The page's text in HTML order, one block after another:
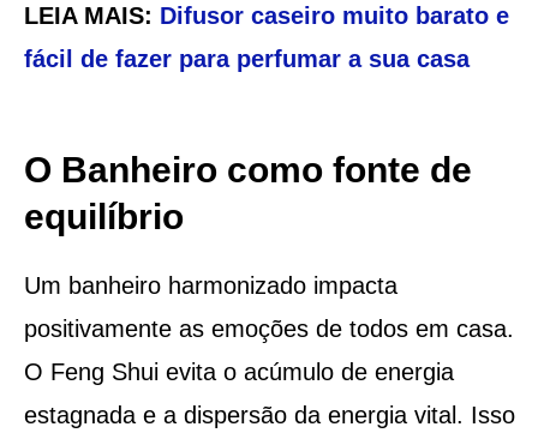
LEIA MAIS: Difusor caseiro muito barato e
fácil de fazer para perfumar a sua casa
O Banheiro como fonte de
equilíbrio
Um banheiro harmonizado impacta
positivamente as emoções de todos em casa.
O Feng Shui evita o acúmulo de energia
estagnada e a dispersão da energia vital. Isso